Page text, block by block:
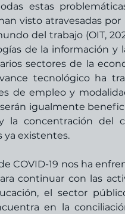
estas
visto atravesadas
del trabajo (OIT,
de la información y
sectores de la
tecnológico ha
de empleo y
igualmente
la concentración del
ya existentes.
COVID-19 nos ha
continuar con las
el sector
en la